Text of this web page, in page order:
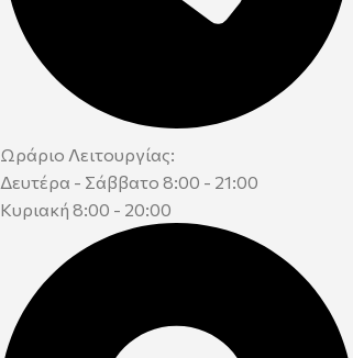
Ωράριο Λειτουργίας:
Δευτέρα - Σάββατο 8:00 - 21:00
Κυριακή 8:00 - 20:00